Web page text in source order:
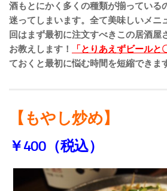
酒もとにかく多くの種類が揃っている
迷ってしまいます。全て美味しいメニ
回はまず最初に注文すべきこの居酒屋
お教えします！
「とりあえずビールと
ておくと最初に悩む時間を短縮でき
【もやし炒め】
￥400（税込）